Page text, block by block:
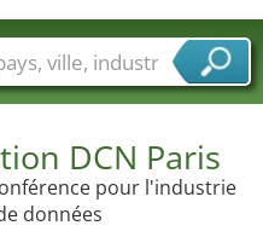
DCN Paris
pour l'industrie
données
Secteurs de foire